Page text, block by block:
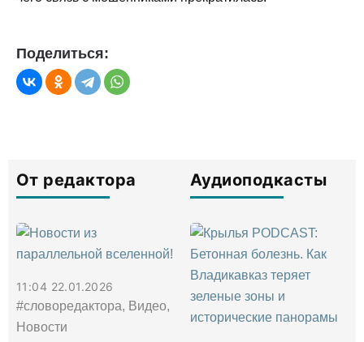
Поделиться:
От редактора
11:04 22.01.2026
#словоредактора, Видео,
Новости
Аудиоподкасты